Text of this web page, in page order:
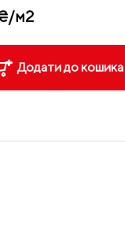
м2
Додати до кошика